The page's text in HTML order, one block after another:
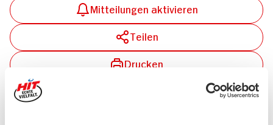
Mitteilungen aktivieren
Teilen
Drucken